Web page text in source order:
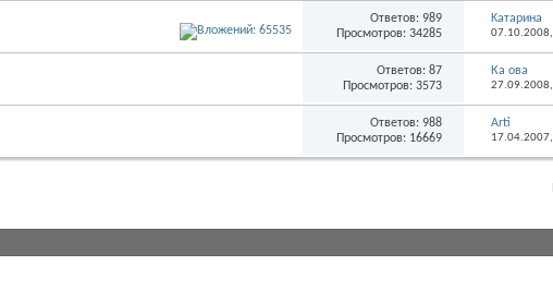
Ответов: 989
Просмотров: 34285
Kатарина
07.10.2008,
Ответов: 87
Просмотров: 3573
Ка ова
27.09.2008,
Ответов: 988
Просмотров: 16669
Arti
17.04.2007,